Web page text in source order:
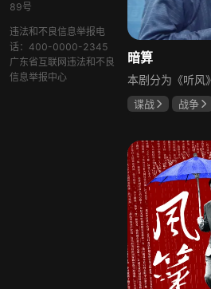
89号
违法和不良信息举报电
话：400-0000-2345
广东省互联网违法和不良
信息举报中心
暗算
谍战
战争